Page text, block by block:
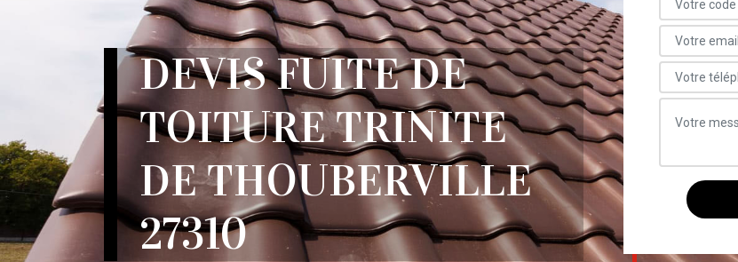
DEVIS FUITE DE
TOITURE TRINITE
DE THOUBERVILLE
27310